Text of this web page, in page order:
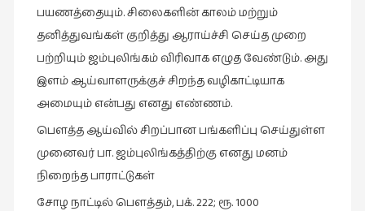
பயணத்தையும். சிலைகளின் காலம் மற்றும்
தனித்துவங்கள் குறித்து ஆராய்ச்சி செய்த முறை
பற்றியும் ஜம்புலிங்கம் விரிவாக எழுத வேண்டும். அது
இளம் ஆய்வாளருக்குச் சிறந்த வழிகாட்டியாக
அமையும் என்பது எனது எண்ணம்.
பௌத்த ஆய்வில் சிறப்பான பங்களிப்பு செய்துள்ள
முனைவர் பா. ஜம்புலிங்கத்திற்கு எனது மனம்
நிறைந்த பாராட்டுகள்
சோழ நாட்டில் பௌத்தம், பக். ‎222; ‎ரூ. 1000